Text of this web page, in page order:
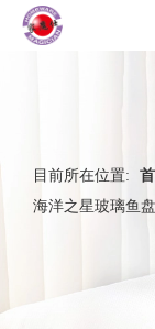
目前所在位置:
海洋之星玻璃鱼